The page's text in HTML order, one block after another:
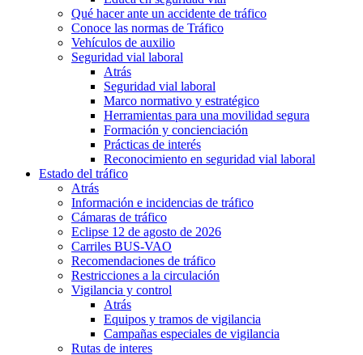
Qué hacer ante un accidente de tráfico
Conoce las normas de Tráfico
Vehículos de auxilio
Seguridad vial laboral
Atrás
Seguridad vial laboral
Marco normativo y estratégico
Herramientas para una movilidad segura
Formación y concienciación
Prácticas de interés
Reconocimiento en seguridad vial laboral
Estado del tráfico
Atrás
Información e incidencias de tráfico
Cámaras de tráfico
Eclipse 12 de agosto de 2026
Carriles BUS-VAO
Recomendaciones de tráfico
Restricciones a la circulación
Vigilancia y control
Atrás
Equipos y tramos de vigilancia
Campañas especiales de vigilancia
Rutas de interes